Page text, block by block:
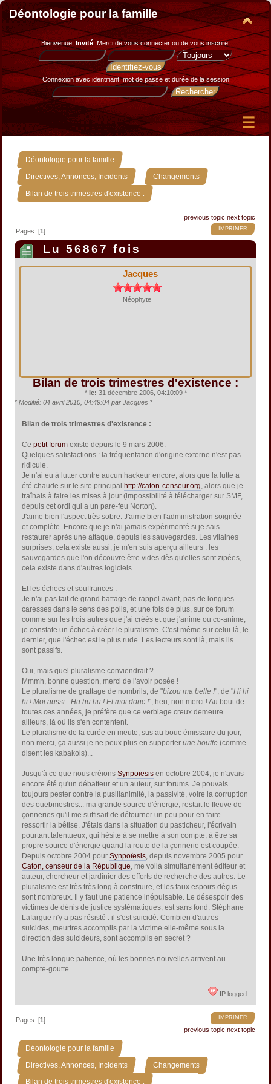
Déontologie pour la famille
Bienvenue, Invité. Merci devous connecter ou de vous inscrire.
Connexion avec identifiant, mot de passe et durée de la session
Déontologie pour la famille »
Directives, Annonces, Incidents » Changements »
Bilan de trois trimestres d'existence :
previous topic next topic
IMPRIMER
Pages: [1]
Lu 56867 fois
Jacques
Néophyte
Bilan de trois trimestres d'existence :
* le: 31 décembre 2006, 04:10:09 *
* Modifié: 04 avril 2010, 04:49:04 par Jacques *
Bilan de trois trimestres d'existence :
Cepetit forum existe depuis le 9 mars 2006.
Quelques satisfactions : la fréquentation d'origine externe n'est pas
ridicule.
Je n'ai eu à lutter contre aucun hackeur encore, alors que la lutte a
été chaude sur le site principal http://caton-censeur.org, alors que je
traînais à faire les mises à jour (impossibilité à télécharger sur SMF,
depuis cet ordi qui a un pare-feu Norton).
J'aime bien l'aspect très sobre. J'aime bien l'administration soignée
et complète. Encore que je n'ai jamais expérimenté si je sais
restaurer après une attaque, depuis les sauvegardes. Les vilaines
surprises, cela existe aussi, je m'en suis aperçu ailleurs : les
sauvegardes que l'on découvre être vides dès qu'elles sont zipées,
cela existe dans d'autres logiciels.
Et les échecs et souffrances :
Je n'ai pas fait de grand battage de rappel avant, pas de longues
caresses dans le sens des poils, et une fois de plus, sur ce forum
comme sur les trois autres que j'ai créés et que j'anime ou co-anime,
je constate un échec à créer le pluralisme. C'est même sur celui-là, le
dernier, que l'échec est le plus rude. Les lecteurs sont là, mais ils
sont passifs.
Oui, mais quel pluralisme conviendrait ?
Mmmh, bonne question, merci de l'avoir posée !
Le pluralisme de grattage de nombrils, de "bizou ma belle !", de "Hi hi
hi ! Moi aussi - Hu hu hu ! Et moi donc !", heu, non merci ! Au bout de
toutes ces années, je préfère que ce verbiage creux demeure
ailleurs, là où ils s'en contentent.
Le pluralisme de la curée en meute, sus au bouc émissaire du jour,
non merci, ça aussi je ne peux plus en supporterune boutte (comme
disent les kabakois)...
Jusqu'à ce que nous créionsSynpoïesis en octobre 2004, je n'avais
encore été qu'un débatteur et un auteur, sur forums. Je pouvais
toujours pester contre la pusillanimité, la passivité, voire la corruption
des ouebmestres... ma grande source d'énergie, restait le fleuve de
çonneries qu'il me suffisait de détourner un peu pour en faire
ressortir la bêtise. J'étais dans la situation du pasticheur, l'écrivain
pourtant talentueux, qui hésite à se mettre à son compte, à être sa
propre source d'énergie quand la route de la çonnerie est coupée.
Depuis octobre 2004 pourSynpoïesis, depuis novembre 2005 pour
Caton, censeur de la République, me voilà simultanément éditeur et
auteur, chercheur et jardinier des efforts de recherche des autres. Le
pluralisme est très très long à construire, et les faux espoirs déçus
sont nombreux. Il y faut une patience inépuisable. Le désespoir des
victimes de dénis de justice systématiques, est sans fond. Stéphane
Lafargue n'y a pas résisté : il s'est suicidé. Combien d'autres
suicides, meurtres accomplis par la victime elle-même sous la
direction des suicideurs, sont accomplis en secret ?
Une très longue patience, où les bonnes nouvelles arrivent au
compte-goutte...
IP logged
IMPRIMER
Pages: [1]
previous topic next topic
Déontologie pour la famille »
Directives, Annonces, Incidents » Changements »
Bilan de trois trimestres d'existence :